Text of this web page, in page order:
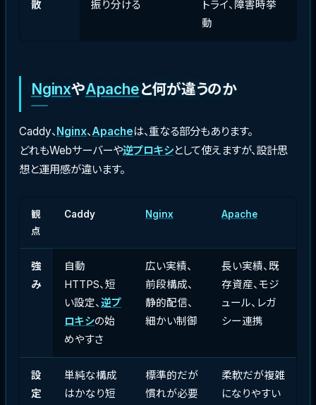
散 振り分ける
トライ、障害時挙
動
NginxやApacheと何が違うのか
Caddy、 Nginx、Apacheは、重なる部分もあります。
どれもWebサーバーや逆プロキシとして使えますが、設計思
想と運用感が違います。
観
点
Caddy Nginx Apache
強
み
自動
HTTPS、短
い設定、逆プ
ロキシの始
めやすさ
広い実績、
前段構成、
静的配信、
細かい制御
長い実績、既
存資産、モジ
ュール、レガ
シー連携
設
定
単純な構成
はかなり短
標準的だが
慣れが必要
柔軟だが複雑
になりやすい